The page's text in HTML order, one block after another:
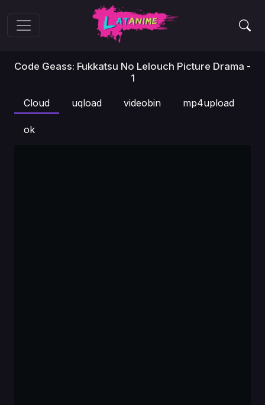
Code Geass: Fukkatsu No Lelouch Picture Drama -
1
Cloud uqload videobin mp4upload
ok